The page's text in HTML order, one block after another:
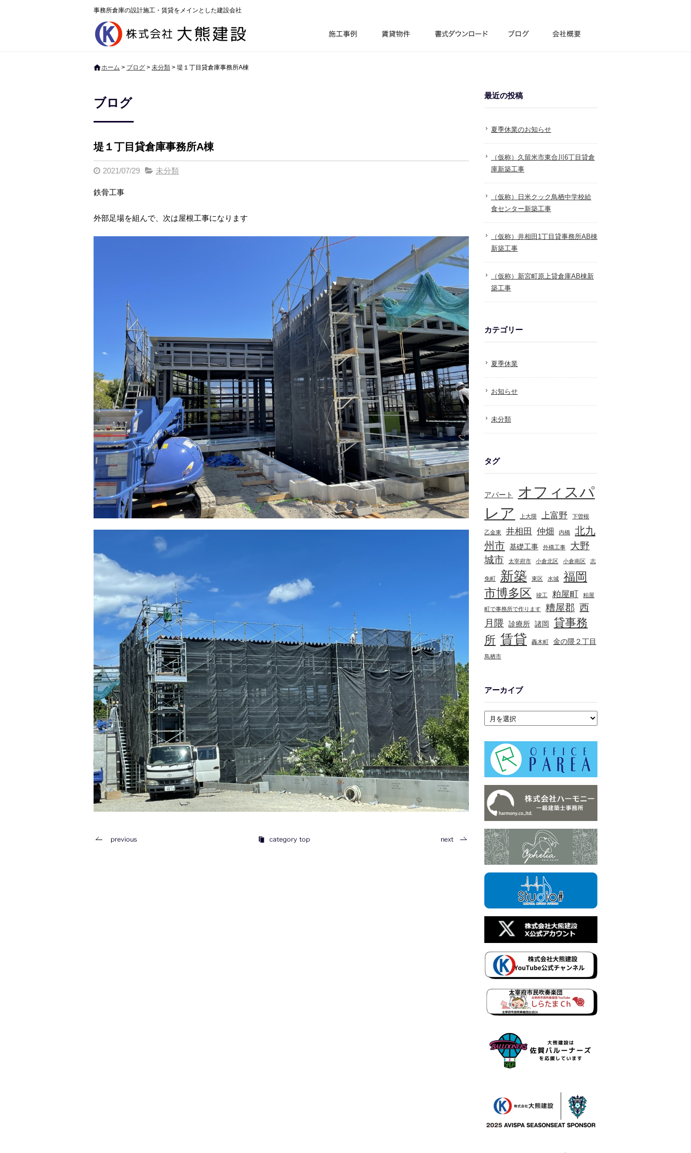
事務所倉庫の設計施工・賃貸をメインとした建設会社
ホーム > ブログ > 未分類 > 堤１丁目貸倉庫事務所A棟
ブログ
堤１丁目貸倉庫事務所A棟
2021/07/29 未分類
鉄骨工事
外部足場を組んで、次は屋根工事になります
最近の投稿
夏季休業のお知らせ
（仮称）久留米市東合川6丁目貸倉
庫新築工事
（仮称）日米クック鳥栖中学校給
食センター新築工事
（仮称）井相田1丁目貸事務所AB棟
新築工事
（仮称）新宮町原上貸倉庫AB棟新
築工事
カテゴリー
夏季休業
お知らせ
未分類
タグ
アパート
オフィスパ
レア
上大隈 上富野 下曽根
乙金東 井相田 仲畑 内橋
北九
州市 基礎工事 外構工事
大野
城市
太宰府市 小倉北区 小倉南区 志
免町 新築 東区 水城
福岡
市博多区
竣工 粕屋町 粕屋
町で事務所で作ります 糟屋郡 西
月隈 診療所 諸岡
貸事務
所 賃貸 轟木町 金の隈２丁目
鳥栖市
アーカイブ
アーカイブ